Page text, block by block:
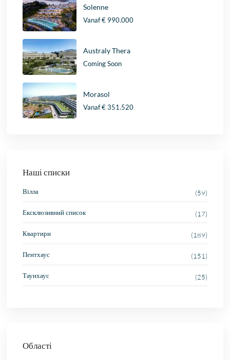
Solenne
Vanaf€ 990.000
Australy Thera
Coming Soon
Morasol
Vanaf€ 351.520
Наші списки
Вілла (59)
Ексклюзивний список (17)
Квартири (189)
Пентхаус (151)
Таунхаус (25)
Області